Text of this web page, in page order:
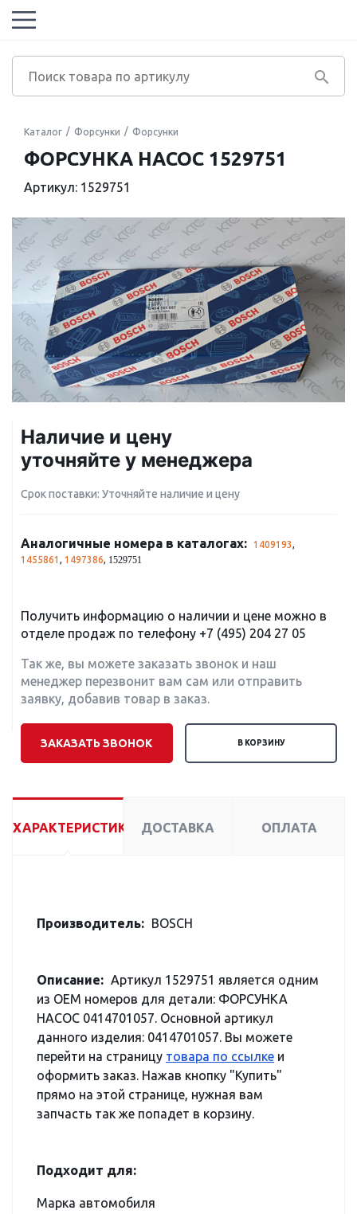
Каталог Форсунки Форсунки
ФОРСУНКА НАСОС 1529751
Артикул: 1529751
Наличие и цену
уточняйте у менеджера
Срок поставки: Уточняйте наличие и цену
Аналогичные номера в каталогах: 1409193,
1455861 , 1497386, 1529751
Получить информацию о наличии и цене можно в
отделе продаж по телефону +7 (495) 204 27 05
Так же, вы можете заказать звонок и наш
менеджер перезвонит вам сам или отправить
заявку, добавив товар в заказ.
ЗАКАЗАТЬ ЗВОНОК В КОРЗИНУ
ХАРАКТЕРИСТИКИ ДОСТАВКА ОПЛАТА
Производитель: BOSCH
Описание: Артикул 1529751 является одним
из OEM номеров для детали: ФОРСУНКА
НАСОС 0414701057. Основной артикул
данного изделия: 0414701057. Вы можете
перейти на страницу товара по ссылке и
оформить заказ. Нажав кнопку "Купить"
прямо на этой странице, нужная вам
запчасть так же попадет в корзину.
Подходит для:
Марка автомобиля